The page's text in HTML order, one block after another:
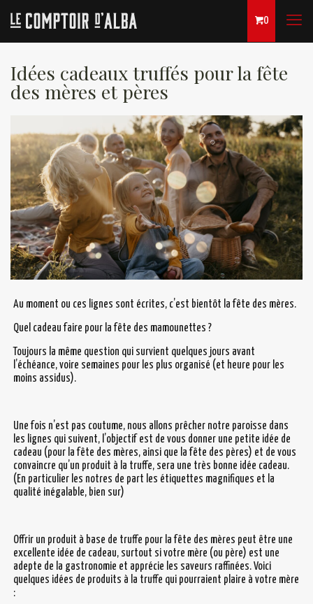
0
Idées cadeaux truffés pour la fête
des mères et pères
Au moment ou ces lignes sont écrites, c’est bientôt la fête des mères.
Quel cadeau faire pour la fête des mamounettes ?
Toujours la même question qui survient quelques jours avant
l’échéance, voire semaines pour les plus organisé (et heure pour les
moins assidus).
Une fois n’est pas coutume, nous allons prêcher notre paroisse dans
les lignes qui suivent, l’objectif est de vous donner une petite idée de
cadeau (pour la fête des mères, ainsi que la fête des pères) et de vous
convaincre qu’un produit à la truffe, sera une très bonne idée cadeau.
(En particulier les notres de part les étiquettes magnifiques et la
qualité inégalable, bien sur)
Offrir un produit à base de truffe pour la fête des mères peut être une
excellente idée de cadeau, surtout si votre mère (ou père) est une
adepte de la gastronomie et apprécie les saveurs raffinées. Voici
quelques idées de produits à la truffe qui pourraient plaire à votre mère
: